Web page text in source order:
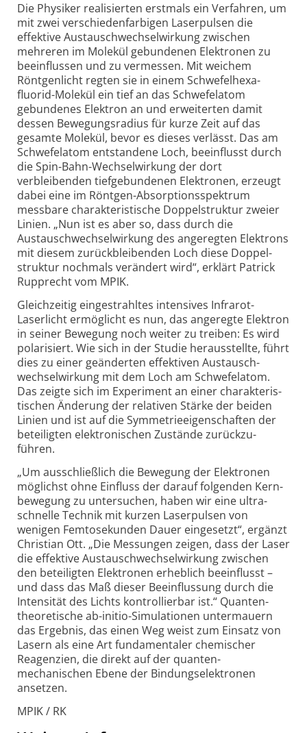
Die Physiker realisierten erstmals ein Verfahren, um
mit zwei verschieden­farbigen Laser­pulsen die
effektive Austausch­wechsel­wirkung zwischen
mehreren im Molekül gebundenen Elektronen zu
beein­flussen und zu vermessen. Mit weichem
Röntgenlicht regten sie in einem Schwefel­hexa­
fluorid-Molekül ein tief an das Schwefelatom
gebundenes Elektron an und erweiterten damit
dessen Bewegungs­radius für kurze Zeit auf das
gesamte Molekül, bevor es dieses verlässt. Das am
Schwefel­atom entstandene Loch, beeinflusst durch
die Spin-Bahn-Wechsel­wirkung der dort
verbleibenden tief­ge­bundenen Elektronen, erzeugt
dabei eine im Röntgen-Absorptions­spektrum
messbare charakte­ris­tische Doppel­struktur zweier
Linien. „Nun ist es aber so, dass durch die
Austausch­wechsel­wirkung des angeregten Elektrons
mit diesem zurück­bleibenden Loch diese Doppel­
struktur nochmals verändert wird“, erklärt Patrick
Rupprecht vom MPIK.
Gleichzeitig einge­strahltes intensives Infrarot-
Laserlicht ermöglicht es nun, das angeregte Elektron
in seiner Bewegung noch weiter zu treiben: Es wird
polarisiert. Wie sich in der Studie heraus­stellte, führt
dies zu einer geänderten effektiven Austausch­
wechsel­wirkung mit dem Loch am Schwefelatom.
Das zeigte sich im Experiment an einer charakte­ris­
tischen Änderung der relativen Stärke der beiden
Linien und ist auf die Symmetrie­eigen­schaften der
beteiligten elektronischen Zustände zurück­zu­
führen.
„Um ausschließlich die Bewegung der Elektronen
möglichst ohne Einfluss der darauf folgenden Kern­
bewegung zu unter­suchen, haben wir eine ultra­
schnelle Technik mit kurzen Laser­pulsen von
wenigen Femto­sekunden Dauer eingesetzt“, ergänzt
Christian Ott. „Die Messungen zeigen, dass der Laser
die effektive Austausch­wechsel­wirkung zwischen
den beteiligten Elektronen erheblich beeinflusst –
und dass das Maß dieser Beeinflussung durch die
Intensität des Lichts kontrol­lierbar ist.“ Quanten­
theoretische ab-initio-Simulationen unter­mauern
das Ergebnis, das einen Weg weist zum Einsatz von
Lasern als eine Art funda­mentaler chemischer
Reagenzien, die direkt auf der quanten­
mechanischen Ebene der Bindungs­elektronen
ansetzen.
MPIK / RK